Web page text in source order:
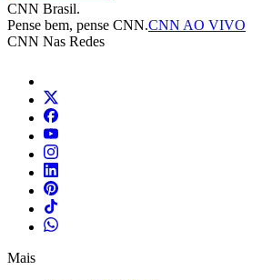
CNN Brasil.
Pense bem, pense CNN.CNN AO VIVO
CNN Nas Redes
Mais